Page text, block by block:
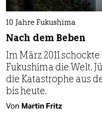
10 Jahre Fukushima
Nach dem Beben
Im März 2011
Fukushima die Welt.
die Katastrophe aus
bis heute.
Von Martin Fritz